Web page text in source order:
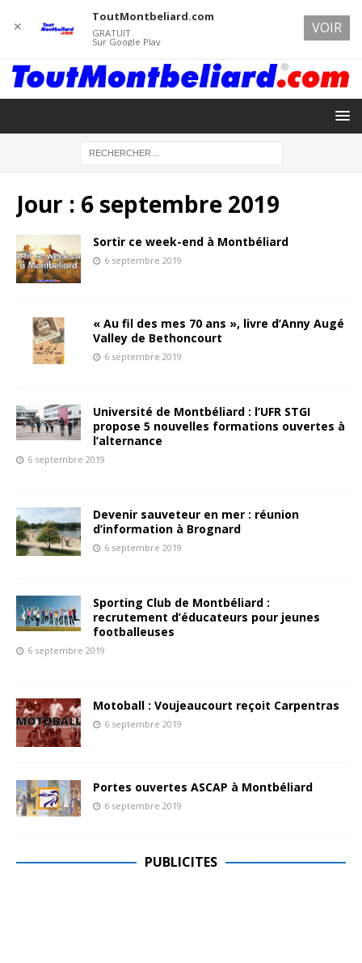
Jour : 6 septembre 2019
Sortir ce week-end à Montbéliard
6 septembre 2019
« Au fil des mes 70 ans », livre d’Anny Augé
Valley de Bethoncourt
6 septembre 2019
Université de Montbéliard : l’UFR STGI
propose 5 nouvelles formations ouvertes à
l’alternance
6 septembre 2019
Devenir sauveteur en mer : réunion
d’information à Brognard
6 septembre 2019
Sporting Club de Montbéliard :
recrutement d’éducateurs pour jeunes
footballeuses
6 septembre 2019
Motoball : Voujeaucourt reçoit Carpentras
6 septembre 2019
Portes ouvertes ASCAP à Montbéliard
6 septembre 2019
PUBLICITES
✕
ToutMontbeliard.com
GRATUIT
Sur Google Play
VOIR